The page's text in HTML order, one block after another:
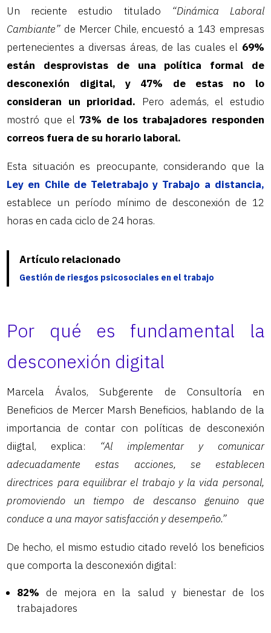
Un reciente estudio titulado
“Dinámica Laboral
Cambiante” de Mercer Chile, encuestó a 143 empresas
pertenecientes a diversas áreas, de las cuales el 69%
están desprovistas de una política formal de
desconexión digital, y 47% de estas no lo
consideran un prioridad. Pero además, el estudio
mostró que el 73% de los trabajadores responden
correos fuera de su horario laboral.
Esta situación es preocupante, considerando que la
Ley en Chile de Teletrabajo y Trabajo a distancia,
establece un período mínimo de desconexión de 12
horas en cada ciclo de 24 horas.
Artículo relacionado
Gestión de riesgos psicosociales en el trabajo
Por qué es fundamental la
desconexión digital
Marcela Ávalos, Subgerente de Consultoría en
Beneficios de Mercer Marsh Beneficios, hablando de la
importancia de contar con políticas de desconexión
diigtal, explica: “Al implementar y comunicar
adecuadamente estas acciones, se establecen
directrices para equilibrar el trabajo y la vida personal,
promoviendo un tiempo de descanso genuino que
conduce a una mayor satisfacción y desempeño.”
De hecho, el mismo estudio citado reveló los beneficios
que comporta la desconexión digital:
82% de mejora en la salud y bienestar de los
trabajadores